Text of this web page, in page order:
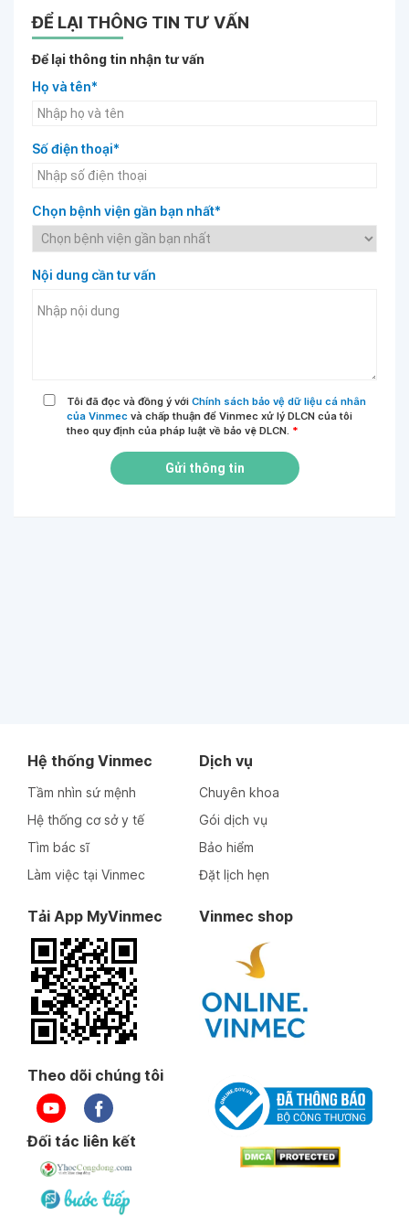
ĐỂ LẠI THÔNG TIN TƯ VẤN
Để lại thông tin nhận tư vấn
Họ và tên*
Số điện thoại*
Chọn bệnh viện gần bạn nhất*
Nội dung cần tư vấn
Tôi đã đọc và đồng ý với Chính sách bảo vệ dữ liệu cá nhân
của Vinmec và chấp thuận để Vinmec xử lý DLCN của tôi
theo quy định của pháp luật về bảo vệ DLCN. *
Gửi thông tin
Hệ thống Vinmec
Tầm nhìn sứ mệnh
Hệ thống cơ sở y tế
Tìm bác sĩ
Làm việc tại Vinmec
Dịch vụ
Chuyên khoa
Gói dịch vụ
Bảo hiểm
Đặt lịch hẹn
Tải App MyVinmec Vinmec shop
Theo dõi chúng tôi
Đối tác liên kết